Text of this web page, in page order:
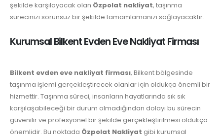
şekilde karşılayacak olan Özpolat nakliyat, taşınma
sürecinizi sorunsuz bir şekilde tamamlamanızı sağlayacaktır.
Kurumsal Bilkent Evden Eve Nakliyat Firması
Bilkent evden eve nakliyat firması, Bilkent bölgesinde
taşınma işlemi gerçekleştirecek olanlar için oldukça önemli bir
hizmettir. Taşınma süreci, insanların hayatlarında sık sık
karşılaşabileceği bir durum olmadığından dolayı bu sürecin
güvenilir ve profesyonel bir şekilde gerçekleştirilmesi oldukça
önemlidir. Bu noktada Özpolat Nakliyat gibi kurumsal